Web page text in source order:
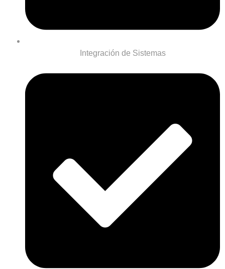
Integración de Sistemas